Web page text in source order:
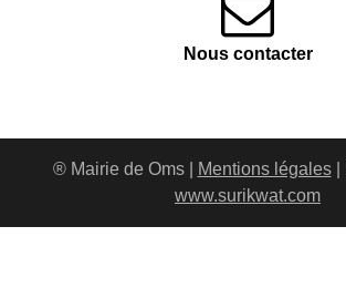
Nous contacter
® Mairie de Oms | Mentions légales|
www.surikwat.com